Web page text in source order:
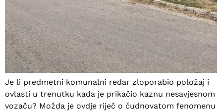
Je li predmetni komunalni redar zloporabio položaj i
ovlasti u trenutku kada je prikačio kaznu nesavjesnom
vozaču? Možda je ovdje riječ o čudnovatom fenomenu